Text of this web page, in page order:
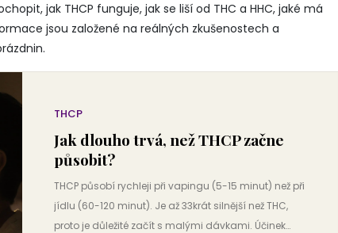
jak THCP funguje, jak se liší od THC a HHC, jaké má
jsou založené na reálných zkušenostech a
THCP
Jak dlouho trvá, než THCP začne
působit?
THCP působí rychleji při vapingu (5-15 minut) než při
jídlu (60-120 minut). Je až 33krát silnější než THC,
proto je důležité začít s malými dávkami. Účinek